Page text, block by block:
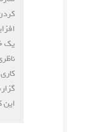
یک
این